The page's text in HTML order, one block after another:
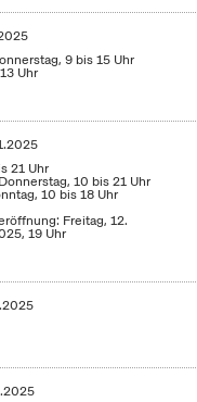
9 bis 15 Uhr
Uhr
21 Uhr
10 bis 21 Uhr
10 bis 18 Uhr
Freitag, 12.
19 Uhr